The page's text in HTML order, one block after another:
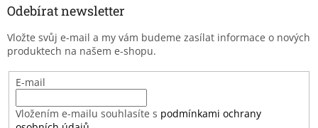
Odebírat newsletter
Vložte svůj e-mail a my vám budeme zasílat informace o nových
produktech na našem e-shopu.
E-mail
Vložením e-mailu souhlasíte s podmínkami ochrany